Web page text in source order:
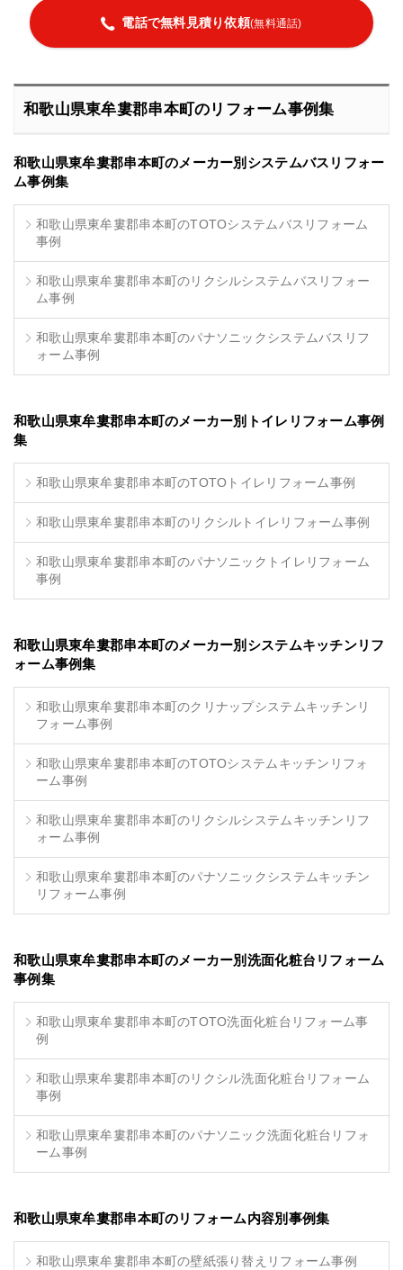
電話で無料見積り依頼(無料通話)
和歌山県東牟婁郡串本町のリフォーム事例集
和歌山県東牟婁郡串本町のメーカー別システムバスリフォー
ム事例集
和歌山県東牟婁郡串本町のTOTOシステムバスリフォーム
事例
和歌山県東牟婁郡串本町のリクシルシステムバスリフォー
ム事例
和歌山県東牟婁郡串本町のパナソニックシステムバスリフ
ォーム事例
和歌山県東牟婁郡串本町のメーカー別トイレリフォーム事例
集
和歌山県東牟婁郡串本町のTOTOトイレリフォーム事例
和歌山県東牟婁郡串本町のリクシルトイレリフォーム事例
和歌山県東牟婁郡串本町のパナソニックトイレリフォーム
事例
和歌山県東牟婁郡串本町のメーカー別システムキッチンリフ
ォーム事例集
和歌山県東牟婁郡串本町のクリナップシステムキッチンリ
フォーム事例
和歌山県東牟婁郡串本町のTOTOシステムキッチンリフォ
ーム事例
和歌山県東牟婁郡串本町のリクシルシステムキッチンリフ
ォーム事例
和歌山県東牟婁郡串本町のパナソニックシステムキッチン
リフォーム事例
和歌山県東牟婁郡串本町のメーカー別洗面化粧台リフォーム
事例集
和歌山県東牟婁郡串本町のTOTO洗面化粧台リフォーム事
例
和歌山県東牟婁郡串本町のリクシル洗面化粧台リフォーム
事例
和歌山県東牟婁郡串本町のパナソニック洗面化粧台リフォ
ーム事例
和歌山県東牟婁郡串本町のリフォーム内容別事例集
和歌山県東牟婁郡串本町の壁紙張り替えリフォーム事例